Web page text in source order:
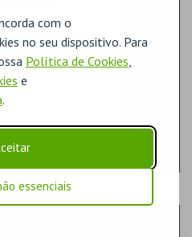
com o
no seu dispositivo. Para
Política de Cookies,
e
.
essenciais